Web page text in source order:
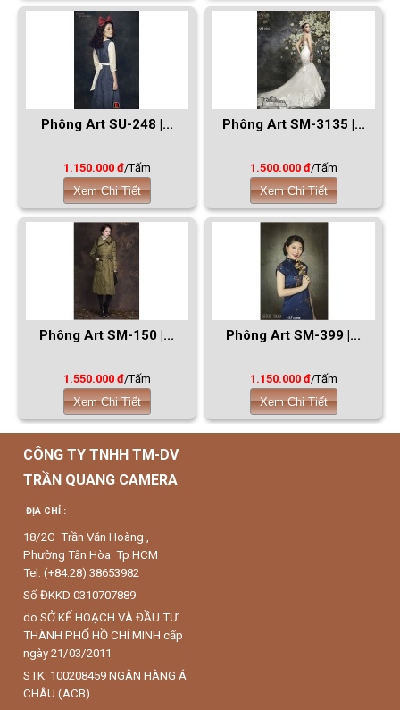
Phông Art SU-248 |...
1.150.000 đ/Tấm
Xem Chi Tiết
Phông Art SM-3135 |...
1.500.000 đ/Tấm
Xem Chi Tiết
Phông Art SM-150 |...
1.550.000 đ/Tấm
Xem Chi Tiết
Phông Art SM-399 |...
1.150.000 đ/Tấm
Xem Chi Tiết
CÔNG TY TNHH TM-DV
TRẦN QUANG CAMERA
ĐỊA CHỈ :
18/2C Trần Văn Hoàng ,
Phường Tân Hòa. Tp HCM
Tel: (+84.28) 38653982
Số ĐKKD 0310707889
do SỞ KẾ HOẠCH VÀ ĐẦU TƯ
THÀNH PHỐ HỒ CHÍ MINH cấp
ngày 21/03/2011
STK: 100208459 NGÂN HÀNG Á
CHÂU (ACB)